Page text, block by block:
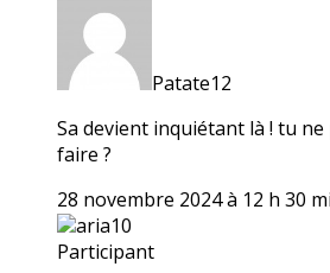
Patate12
Sa devient inquiétant là ! tu
faire ?
28 novembre 2024 à 12 h 30
aria10
Participant